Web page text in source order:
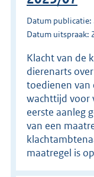
Datum
Datum uitspraak:
Klacht van de
dierenarts
toedienen van
wachttijd voor
eerste aanleg
van een
maatregel is